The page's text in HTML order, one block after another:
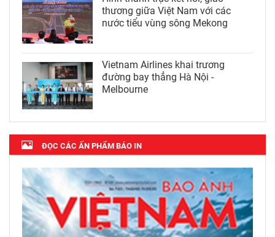
thương giữa Việt Nam với các
nước tiểu vùng sông Mekong
Vietnam Airlines khai trương
đường bay thẳng Hà Nội -
Melbourne
ĐỌC CÁC ẤN PHẨM BÁO IN